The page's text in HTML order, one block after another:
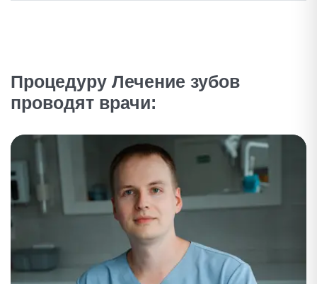
Процедуру Лечение зубов
проводят врачи: